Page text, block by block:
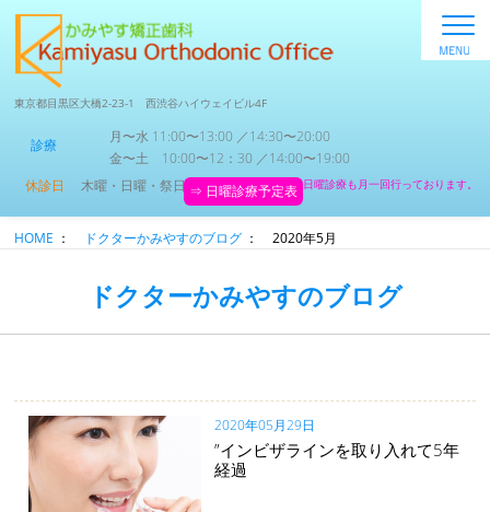
東京都目黒区大橋2-23-1 西渋谷ハイウェイビル4F
診療
月〜水 11:00〜13:00 ／14:30〜20:00
金〜土 10:00〜12：30 ／14:00〜19:00
休診日
木曜・日曜・祭日 ⇒ 日曜診療予定表 日曜診療も月一回行っております。
HOME ： ドクターかみやすのブログ ： 2020年5月
ドクターかみやすのブログ
2020年05月29日
”インビザラインを取り入れて5年
経過